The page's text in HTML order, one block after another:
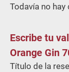
Todavía no
Escribe tu
Orange Gin
Título de la